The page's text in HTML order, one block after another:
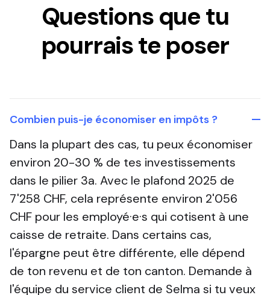
Questions que tu
pourrais te poser
Combien puis-je économiser en impôts ?
Dans la plupart des cas, tu peux économiser
environ 20-30 % de tes investissements
dans le pilier 3a. Avec le plafond 2025 de
7'258 CHF, cela représente environ 2'056
CHF pour les employé·e·s qui cotisent à une
caisse de retraite. Dans certains cas,
l'épargne peut être différente, elle dépend
de ton revenu et de ton canton. Demande à
l'équipe du service client de Selma si tu veux